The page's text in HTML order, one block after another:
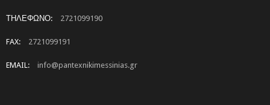
ΤΗΛΕΦΩΝΟ: 2721099190
FAX: 2721099191
EMAIL: info@pantexnikimessinias.gr